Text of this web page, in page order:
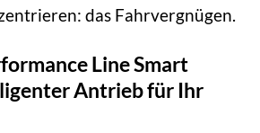
das Fahrvergnügen.
Line Smart
Antrieb für Ihr